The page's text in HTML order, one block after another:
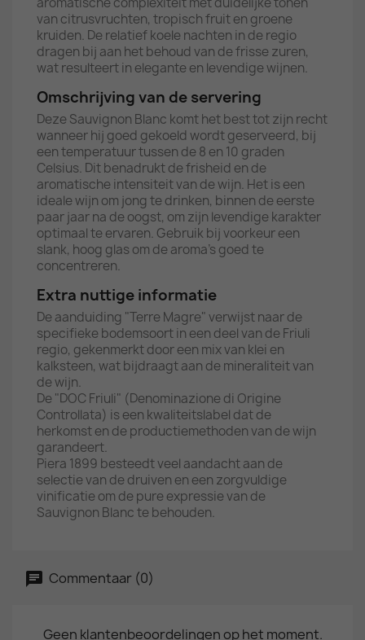
van citrusvruchten, tropisch fruit en groene
kruiden. De relatief koele nachten in de regio
dragen bij aan het behoud van de frisse zuren,
wat resulteert in elegante en levendige wijnen.
Omschrijving van de servering
Deze Sauvignon Blanc komt het best tot zijn recht
wanneer hij goed gekoeld wordt geserveerd, bij
een temperatuur tussen de 8 en 10 graden
Celsius. Dit benadrukt de frisheid en de
aromatische intensiteit van de wijn. Het is een
ideale wijn om jong te drinken, binnen de eerste
paar jaar na de oogst, om zijn levendige karakter
optimaal te ervaren. Gebruik bij voorkeur een
slank, hoog glas om de aroma's goed te
concentreren.
Extra nuttige informatie
De aanduiding "Terre Magre" verwijst naar de
specifieke bodemsoort in een deel van de Friuli
regio, gekenmerkt door een mix van klei en
kalksteen, wat bijdraagt aan de mineraliteit van
de wijn.
De "DOC Friuli" (Denominazione di Origine
Controllata) is een kwaliteitslabel dat de
herkomst en de productiemethoden van de wijn
garandeert.
Piera 1899 besteedt veel aandacht aan de
selectie van de druiven en een zorgvuldige
vinificatie om de pure expressie van de
Sauvignon Blanc te behouden.
Commentaar (0)
Geen klantenbeoordelingen op het moment.